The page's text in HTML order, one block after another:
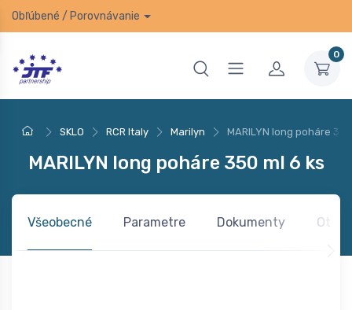
Obľúbené / Porovnávanie
0
SKLO RCR Italy Marilyn MARILYN long poháre
MARILYN long poháre 350 ml 6 ks
Všeobecné Parametre Dokumenty